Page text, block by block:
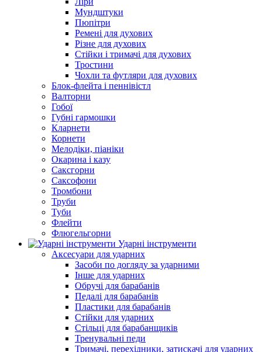
Мундштуки
Пюпітри
Ремені для духових
Різне для духових
Стійки і тримачі для духових
Тростини
Чохли та футляри для духових
Блок-флейта і пеннівістл
Валторни
Гобої
Губні гармошки
Кларнети
Корнети
Мелодіки, піаніки
Окарина і казу
Саксгорни
Саксофони
Тромбони
Труби
Туби
Флейти
Флюгельгорни
Ударні інструменти
Аксесуари для ударних
Засоби по догляду за ударними
Інше для ударних
Обручі для барабанів
Педалі для барабанів
Пластики для барабанів
Стійки для ударних
Стільці для барабанщиків
Тренувальні педи
Тримачі, перехідники, затискачі для ударних